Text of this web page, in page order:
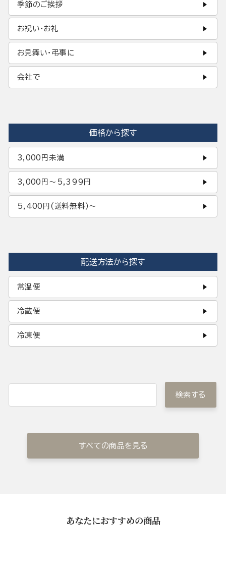
季節のご挨拶
お祝い・お礼
お見舞い・弔事に
会社で
価格から探す
3,000円未満
3,000円〜5,399円
5,400円(送料無料)〜
配送方法から探す
常温便
冷蔵便
冷凍便
検索する
すべての商品を見る
あなたにおすすめの商品